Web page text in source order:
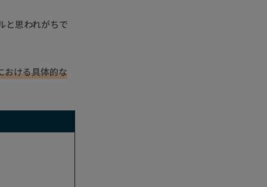
と思われがちで
おける具体的な